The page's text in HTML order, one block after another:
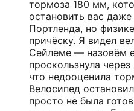
тормоза 180 мм,
остановить вас
Портленда, но
причёску. Я видел
Сейлеме — назовём
проскользнула
что недооценила
Велосипед
просто не была